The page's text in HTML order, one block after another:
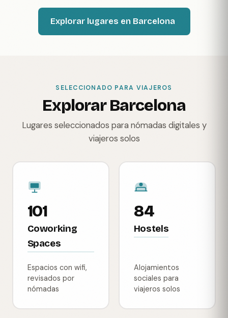
Explorar lugares en Barcelona
SELECCIONADO PARA VIAJEROS
Explorar Barcelona
Lugares seleccionados para nómadas digitales y
viajeros solos
101
Coworking
Spaces
Espacios con wifi,
revisados por
nómadas
84
Hostels
Alojamientos
sociales para
viajeros solos